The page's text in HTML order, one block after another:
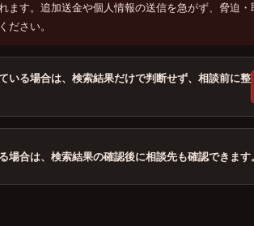
ます。追加送金や個人情報の送信を急がず、脅迫
ださい。
いる場合は、検索結果だけで判断せず、相談前に整
合は、検索結果の確認後に相談先も確認できます。